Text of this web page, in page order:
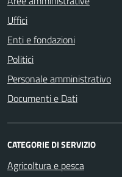
Uffici
Enti e fondazioni
Politici
Personale amministrativo
Documenti e Dati
CATEGORIE DI SERVIZIO
Agricoltura e pesca